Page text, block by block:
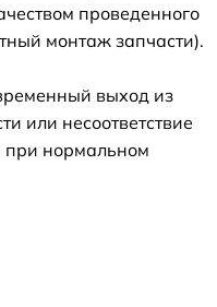
проведенного
монтаж запчасти).
выход из
или несоответствие
при нормальном